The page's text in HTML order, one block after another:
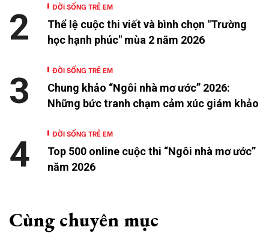
ĐỜI SỐNG TRẺ EM
Thể lệ cuộc thi viết và bình chọn "Trường
học hạnh phúc" mùa 2 năm 2026
2
ĐỜI SỐNG TRẺ EM
Chung khảo “Ngôi nhà mơ ước” 2026:
Những bức tranh chạm cảm xúc giám khảo
3
ĐỜI SỐNG TRẺ EM
Top 500 online cuộc thi “Ngôi nhà mơ ước”
năm 2026
4
Cùng chuyên mục